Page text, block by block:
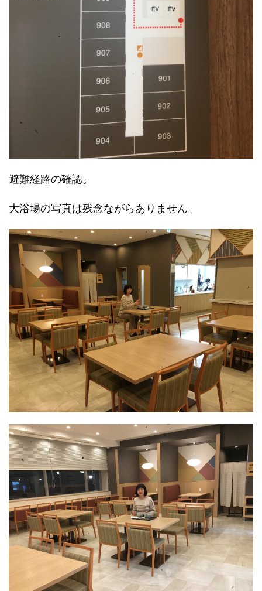
避難経路の確認。
大浴場の写真は残念ながらありません。